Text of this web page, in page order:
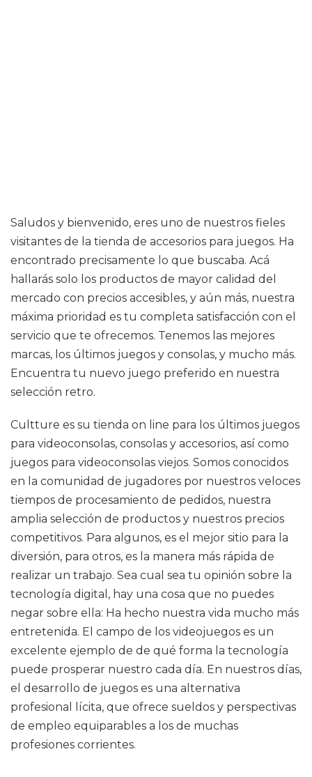
Saludos y bienvenido, eres uno de nuestros fieles
visitantes de la tienda de accesorios para juegos. Ha
encontrado precisamente lo que buscaba. Acá
hallarás solo los productos de mayor calidad del
mercado con precios accesibles, y aún más, nuestra
máxima prioridad es tu completa satisfacción con el
servicio que te ofrecemos. Tenemos las mejores
marcas, los últimos juegos y consolas, y mucho más.
Encuentra tu nuevo juego preferido en nuestra
selección retro.
Cultture es su tienda on line para los últimos juegos
para videoconsolas, consolas y accesorios, así como
juegos para videoconsolas viejos. Somos conocidos
en la comunidad de jugadores por nuestros veloces
tiempos de procesamiento de pedidos, nuestra
amplia selección de productos y nuestros precios
competitivos. Para algunos, es el mejor sitio para la
diversión, para otros, es la manera más rápida de
realizar un trabajo. Sea cual sea tu opinión sobre la
tecnología digital, hay una cosa que no puedes
negar sobre ella: Ha hecho nuestra vida mucho más
entretenida. El campo de los videojuegos es un
excelente ejemplo de de qué forma la tecnología
puede prosperar nuestro cada día. En nuestros días,
el desarrollo de juegos es una alternativa
profesional lícita, que ofrece sueldos y perspectivas
de empleo equiparables a los de muchas
profesiones corrientes.